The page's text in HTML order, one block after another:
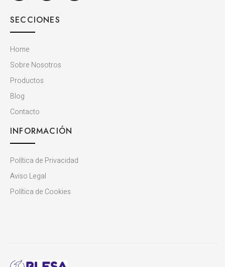
SECCIONES
Home
Sobre Nosotros
Productos
Blog
Contacto
INFORMACIÓN
Política de Privacidad
Aviso Legal
Política de Cookies